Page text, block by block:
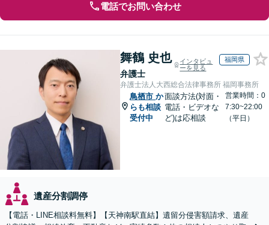
電話でお問い合わせ
舞鶴 史也
弁護士
インタビュ
ーを見る
福岡県
弁護士法人大西総合法律事務所 福岡事務所
鳥栖市 か
らも相談
受付中
面談方法(対面・
電話・ビデオな
ど)は応相談
営業時間：0
7:30~22:00
（平日）
遺産分割調停
【電話・LINE相談料無料】【天神南駅直結】遺留分侵害額請求、遺産